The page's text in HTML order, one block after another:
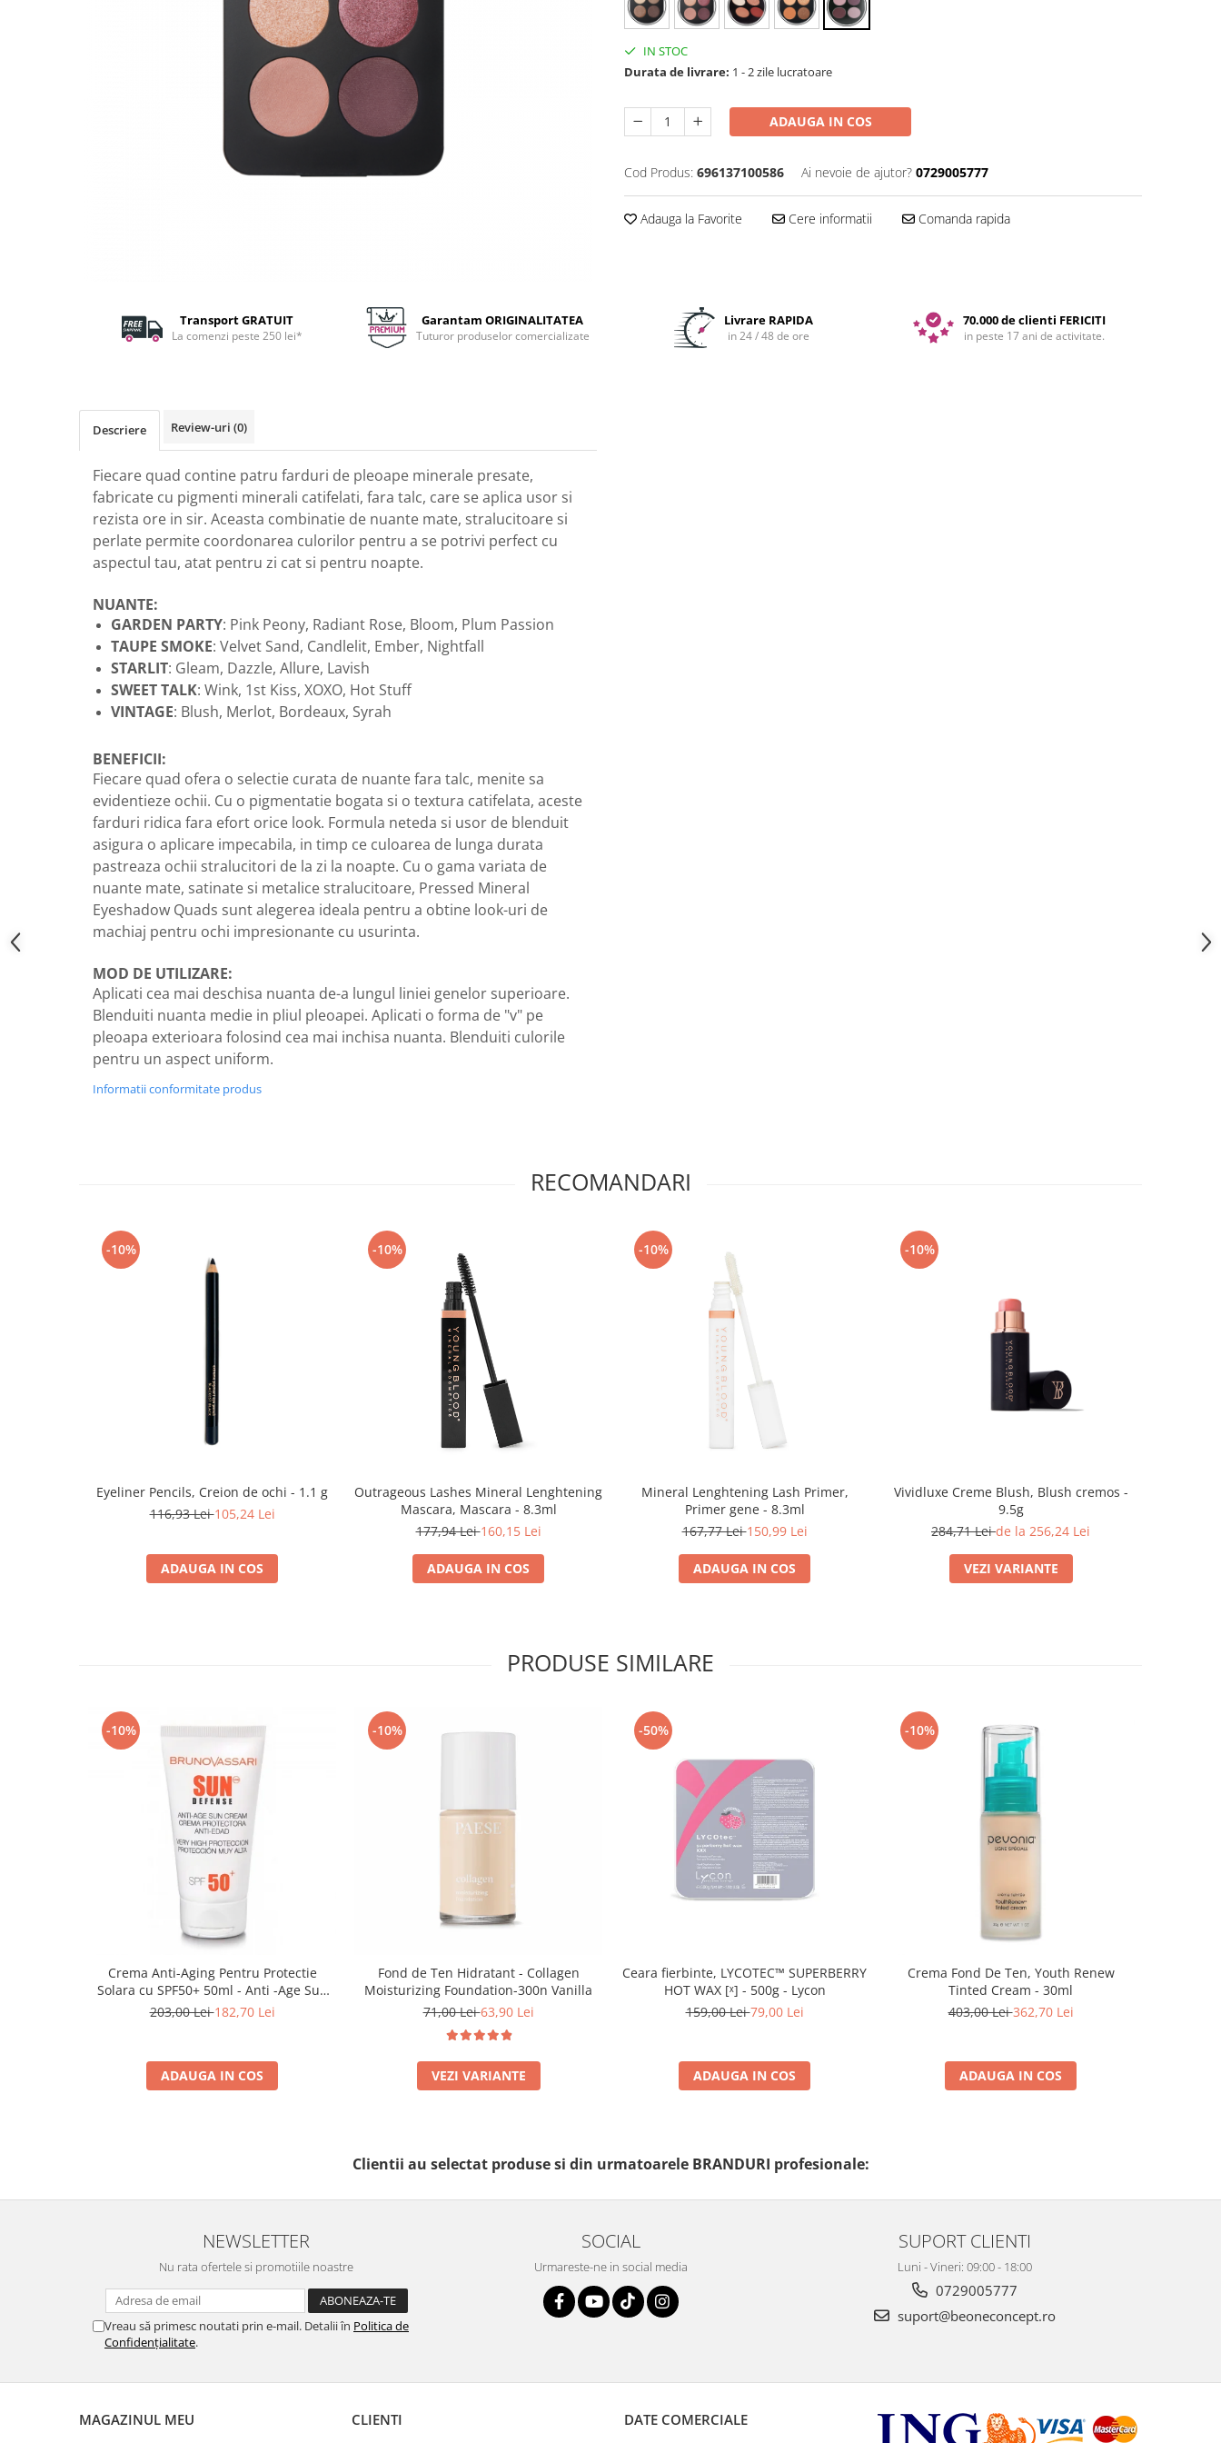
IN STOC
Durata de livrare: 1 - 2 zile lucratoare
ADAUGA IN COS
Cod Produs: 696137100586 Ai nevoie de ajutor? 0729005777
Adauga la Favorite Cere informatii Comanda rapida
Transport GRATUIT
La comenzi peste 250 lei*
Garantam ORIGINALITATEA
Tuturor produselor comercializate
Livrare RAPIDA
in 24 / 48 de ore
70.000 de clienti FERICITI
in peste 17 ani de activitate.
Descriere Review-uri (0)
Fiecare quad contine patru farduri de pleoape minerale presate,
fabricate cu pigmenti minerali catifelati, fara talc, care se aplica usor si
rezista ore in sir. Aceasta combinatie de nuante mate, stralucitoare si
perlate permite coordonarea culorilor pentru a se potrivi perfect cu
aspectul tau, atat pentru zi cat si pentru noapte.
NUANTE:
GARDEN PARTY: Pink Peony, Radiant Rose, Bloom, Plum Passion
TAUPE SMOKE: Velvet Sand, Candlelit, Ember, Nightfall
STARLIT: Gleam, Dazzle, Allure, Lavish
SWEET TALK: Wink, 1st Kiss, XOXO, Hot Stuff
VINTAGE: Blush, Merlot, Bordeaux, Syrah
BENEFICII:
Fiecare quad ofera o selectie curata de nuante fara talc, menite sa
evidentieze ochii. Cu o pigmentatie bogata si o textura catifelata, aceste
farduri ridica fara efort orice look. Formula neteda si usor de blenduit
asigura o aplicare impecabila, in timp ce culoarea de lunga durata
pastreaza ochii stralucitori de la zi la noapte. Cu o gama variata de
nuante mate, satinate si metalice stralucitoare, Pressed Mineral
Eyeshadow Quads sunt alegerea ideala pentru a obtine look-uri de
machiaj pentru ochi impresionante cu usurinta.
MOD DE UTILIZARE:
Aplicati cea mai deschisa nuanta de-a lungul liniei genelor superioare.
Blenduiti nuanta medie in pliul pleoapei. Aplicati o forma de "v" pe
pleoapa exterioara folosind cea mai inchisa nuanta. Blenduiti culorile
pentru un aspect uniform.
Informatii conformitate produs
RECOMANDARI
-10%
Eyeliner Pencils, Creion de ochi - 1.1 g
116,93 Lei105,24 Lei
ADAUGA IN COS
-10%
Outrageous Lashes Mineral Lenghtening
Mascara, Mascara - 8.3ml
177,94 Lei160,15 Lei
ADAUGA IN COS
-10%
Mineral Lenghtening Lash Primer,
Primer gene - 8.3ml
167,77 Lei150,99 Lei
ADAUGA IN COS
-10%
Vividluxe Creme Blush, Blush cremos -
9.5g
284,71 Leide la 256,24 Lei
VEZI VARIANTE
PRODUSE SIMILARE
-10%
Crema Anti-Aging Pentru Protectie
Solara cu SPF50+ 50ml - Anti -Age Sun
Cream SPF50+ - Bruno Vassari
203,00 Lei182,70 Lei
ADAUGA IN COS
-10%
Fond de Ten Hidratant - Collagen
Moisturizing Foundation-300n Vanilla
71,00 Lei63,90 Lei
VEZI VARIANTE
-50%
Ceara fierbinte, LYCOTEC™ SUPERBERRY
HOT WAX [ˣ] - 500g - Lycon
159,00 Lei79,00 Lei
ADAUGA IN COS
-10%
Crema Fond De Ten, Youth Renew
Tinted Cream - 30ml
403,00 Lei362,70 Lei
ADAUGA IN COS
Clientii au selectat produse si din urmatoarele BRANDURI profesionale:
NEWSLETTER
Nu rata ofertele si promotiile noastre
Vreau să primesc noutati prin e-mail. Detalii în Politica de
Confidențialitate.
SOCIAL
Urmareste-ne in social media
SUPORT CLIENTI
Luni - Vineri: 09:00 - 18:00
0729005777
suport@beoneconcept.ro
MAGAZINUL MEU CLIENTI DATE COMERCIALE